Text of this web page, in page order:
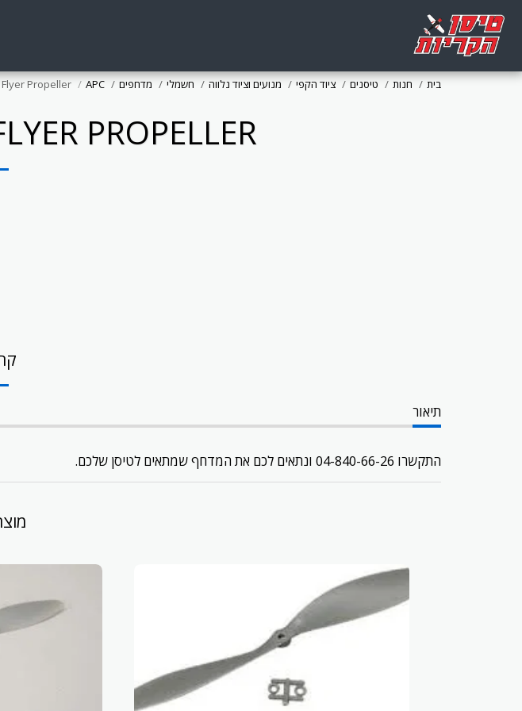
בית חנות טיסנים ציוד הקפי מנועים וציוד נלווה חשמלי מדחפים APC
Flyer Propeller
PROPELLER
תיאור
התקשרו 04-840-66-26 ונתאים לכם את המדחף שמתאים לטיסן שלכם.